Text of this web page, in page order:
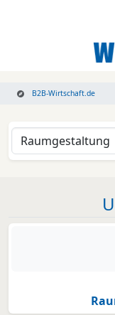
B2B-Wirtschaft.de